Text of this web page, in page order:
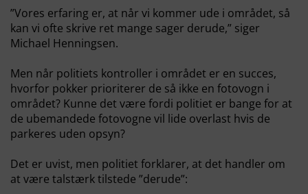
”Vores erfaring er, at når vi kommer ude i området, så
kan vi ofte skrive ret mange sager derude,” siger
Michael Henningsen.
Men når politiets kontroller i området er en succes,
hvorfor pokker prioriterer de så ikke en fotovogn i
området? Kunne det være fordi politiet er bange for at
de ubemandede fotovogne vil lide overlast hvis de
parkeres uden opsyn?
Det er uvist, men politiet forklarer, at det handler om
at være talstærk tilstede ”derude”: